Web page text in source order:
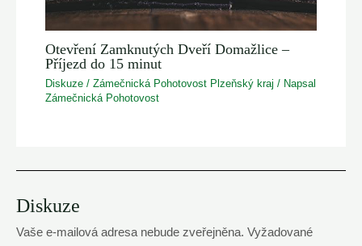
Otevření Zamknutých Dveří Domažlice –
Příjezd do 15 minut
Diskuze /Zámečnická Pohotovost Plzeňský kraj / Napsal
Zámečnická Pohotovost
Diskuze
Vaše e-mailová adresa nebude zveřejněna. Vyžadované